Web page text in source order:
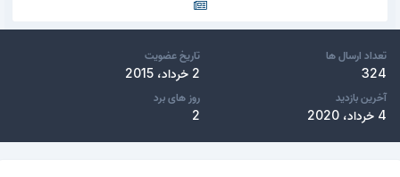
تعداد ارسال ها
324
تاریخ عضویت
2 خرداد، 2015
آخرین بازدید
4 خرداد، 2020
روز های برد
2